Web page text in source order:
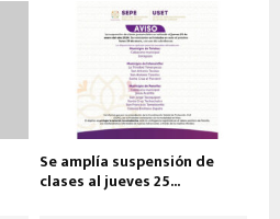
Se amplía suspensión de
clases al jueves 25...